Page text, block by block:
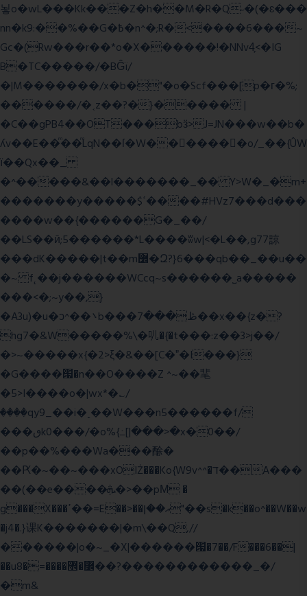
뇧o�wL���Kk���Z�h��M�R�Q˶�(�ɛ���
nn�k9:��%��G�߿�n^�;R�<����6���~
Gc�(Rw���r��*o�X������!�NNv4̙<�IG
B�TC�����/�BĜï/
�|M�������/x�b�"�o�Scf���[p�г�%;
������/�˱z��?�}����� |
�C��gPB4��OT���bӟ>J=JN���w��b�
ʎv��E��ͫ��ͫLqN��ſ�W���ً����o/_��{ÛW
ї��Qx��_
�^�����&��l�������_�� Y>W�_�m+
�������y�����$ߵ����#HVz7���d���
����w��{������G�_��/
��LS��ӣ;5������*L����ʬw|<�L��,g77諒
���dK�����|t��m߼�Զ?}6���qb��_��u��
�~ f˛��j������WCcq~s������˽a�����
���<�;~y��,}
�A3u)�u�ͻ^��܌b���ڟ���7��x��{z�?
hg7�&W�����%\�䶷�{�t���:z��3>j��/
�>~�����x{�2>ξ�&��[C�ˮ�I���}
�G����՗�n��O����Z ^~��靟
�5>I����o�|wx*�؎/
����qy9_��i�˻��W���n5������f/
���ٯk0���/�o%{߸[|���>�x�0��/
��p��%���Wa���酴�
��Ԗ�~��~���xOIŻ���Ko{W9v^^�ד��A���
��(��e����ܞ�>��pΜ �
g���X���ߴ��=E��>��އ��ן"��s�k��o^��W��w
�j4�.}课K�������|�m\��Q,//
������|o�~_�X|������՗�7��/F���6��|
��u8�=����߼�޾��?������������_�/
�m&